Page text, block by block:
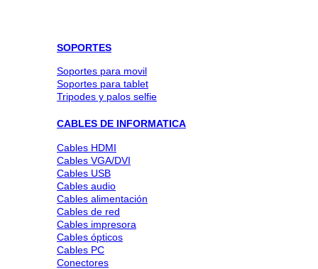
SOPORTES
Soportes para movil
Soportes para tablet
Tripodes y palos selfie
CABLES DE INFORMATICA
Cables HDMI
Cables VGA/DVI
Cables USB
Cables audio
Cables alimentación
Cables de red
Cables impresora
Cables ópticos
Cables PC
Conectores